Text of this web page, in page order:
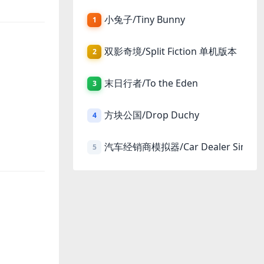
1 小兔子/Tiny Bunny
2 双影奇境/Split Fiction 单机版本
3 末日行者/To the Eden
4 方块公国/Drop Duchy
5 汽车经销商模拟器/Car Dealer